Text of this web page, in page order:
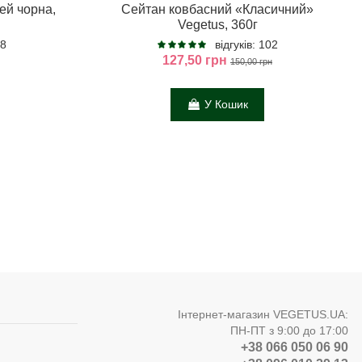
чорна,
Сейтан ковбасний «Класичний»
Vegetus, 360г
відгуків: 102
127,50 грн 150,00 грн
У Кошик
Інтернет-магазин VEGETUS.UA:
ПН-ПТ з 9:00 до 17:00
+38 066 050 06 90